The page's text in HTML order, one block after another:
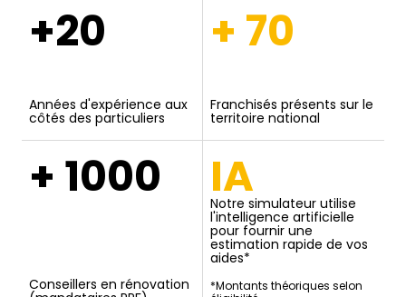
+20
Années d'expérience aux
côtés des particuliers
+ 70
Franchisés présents sur le
territoire national
+ 1000
Conseillers en rénovation
IA
Notre simulateur utilise
l'intelligence artificielle
pour fournir une
estimation rapide de vos
aides*
*Montants théoriques selon